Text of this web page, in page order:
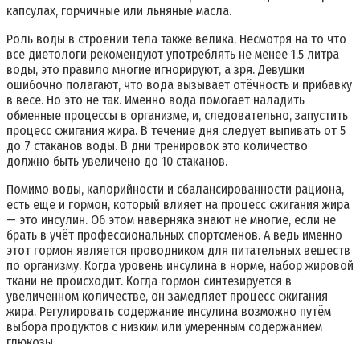
капсулах, горчичные или льняные масла.
Роль воды в строении тела также велика. Несмотря на то что
все диетологи рекомендуют употреблять не менее 1,5 литра
воды, это правило многие игнорируют, а зря. Девушки
ошибочно полагают, что вода вызывает отёчность и прибавку
в весе. Но это не так. Именно вода помогает наладить
обменные процессы в организме, и, следовательно, запустить
процесс сжигания жира. В течение дня следует выпивать от 5
до 7 стаканов воды. В дни тренировок это количество
должно быть увеличено до 10 стаканов.
Помимо воды, калорийности и сбалансированности рациона,
есть ещё и гормон, который влияет на процесс сжигания жира
— это инсулин. Об этом наверняка знают не многие, если не
брать в учёт профессиональных спортсменов. А ведь именно
этот гормон является проводником для питательных веществ
по организму. Когда уровень инсулина в норме, набор жировой
ткани не происходит. Когда гормон синтезируется в
увеличенном количестве, он замедляет процесс сжигания
жира. Регулировать содержание инсулина возможно путём
выбора продуктов с низким или умеренным содержанием